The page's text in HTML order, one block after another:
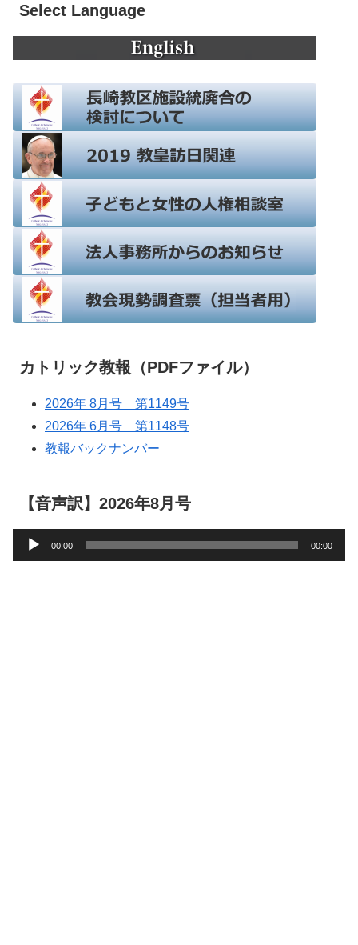
Select Language
カトリック教報（PDFファイル）
2026年 8月号 第1149号
2026年 6月号 第1148号
教報バックナンバー
【音声訳】2026年8月号
声
00:00 00:00